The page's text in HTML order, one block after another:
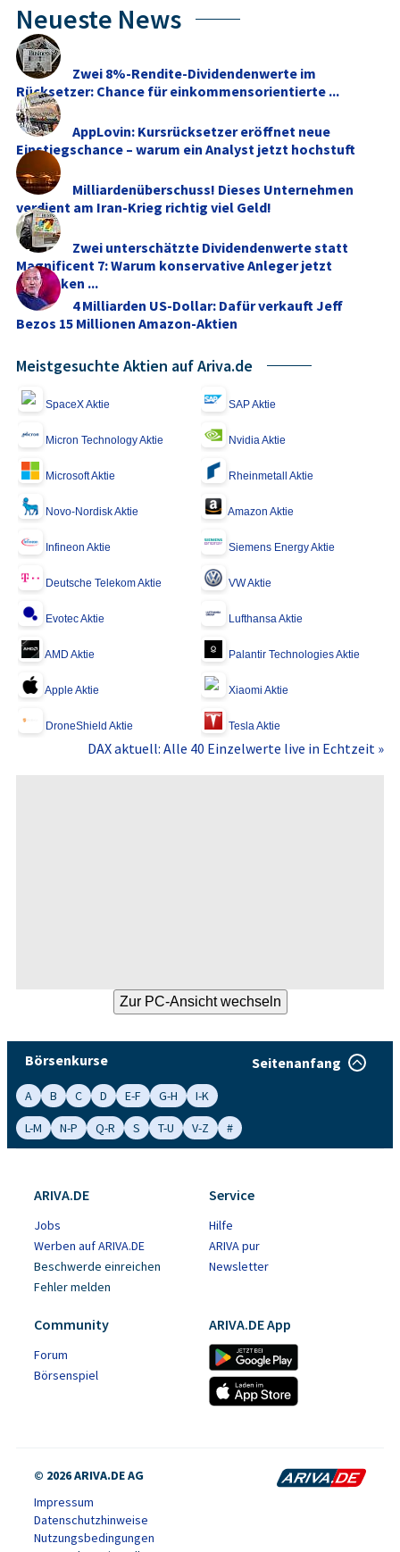
Neueste News
Zwei 8%-Rendite-Dividendenwerte im
Rücksetzer: Chance für einkommensorientierte ...
AppLovin: Kursrücksetzer eröffnet neue
Einstiegschance – warum ein Analyst jetzt hochstuft
Milliardenüberschuss! Dieses Unternehmen
verdient am Iran-Krieg richtig viel Geld!
Zwei unterschätzte Dividendenwerte statt
Magnificent 7: Warum konservative Anleger jetzt
umdenken ...
4 Milliarden US-Dollar: Dafür verkauft Jeff
Bezos 15 Millionen Amazon-Aktien
Meistgesuchte Aktien auf Ariva.de
SpaceX Aktie SAP Aktie
Micron Technology Aktie Nvidia Aktie
Microsoft Aktie Rheinmetall Aktie
Novo-Nordisk Aktie Amazon Aktie
Infineon Aktie Siemens Energy Aktie
Deutsche Telekom Aktie VW Aktie
Evotec Aktie Lufthansa Aktie
AMD Aktie Palantir Technologies Aktie
Apple Aktie Xiaomi Aktie
DroneShield Aktie Tesla Aktie
DAX aktuell: Alle 40 Einzelwerte live in Echtzeit »
Börsenkurse Seitenanfang
A B C D E-F G-H
I-K
L-M
N-P Q-R S T-U V-Z #
ARIVA.DE
Jobs
Werben auf ARIVA.DE
Beschwerde einreichen
Fehler melden
Service
Hilfe
ARIVA pur
Newsletter
Community
Forum
Börsenspiel
ARIVA.DE App
© 2026 ARIVA.DE AG
Impressum
Datenschutzhinweise
Nutzungsbedingungen